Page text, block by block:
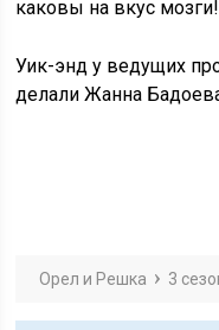
каковы на вкус мозги!
Уик-энд у ведущих
делали Жанна
Орел и Решка 3